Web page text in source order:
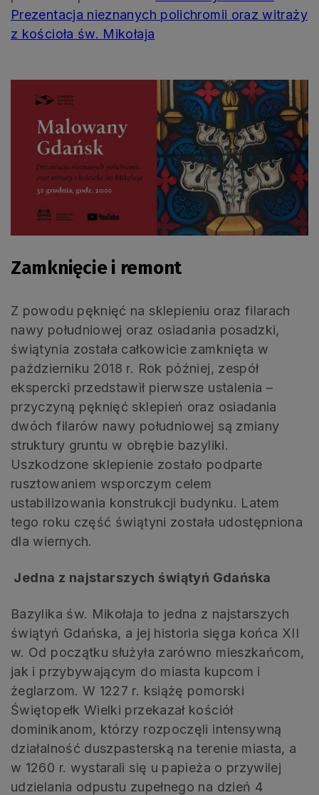
Prezentacja nieznanych polichromii oraz witraży
z kościoła św. Mikołaja
Zamknięcie i remont
Z powodu pęknięć na sklepieniu oraz filarach
nawy południowej oraz osiadania posadzki,
świątynia została całkowicie zamknięta w
październiku 2018 r. Rok później, zespół
ekspercki przedstawił pierwsze ustalenia –
przyczyną pęknięć sklepień oraz osiadania
dwóch filarów nawy południowej są zmiany
struktury gruntu w obrębie bazyliki.
Uszkodzone sklepienie zostało podparte
rusztowaniem wsporczym celem
ustabilizowania konstrukcji budynku. Latem
tego roku część świątyni została udostępniona
dla wiernych.
Jedna z najstarszych świątyń Gdańska
Bazylika św. Mikołaja to jedna z najstarszych
świątyń Gdańska, a jej historia sięga końca XII
w. Od początku służyła zarówno mieszkańcom,
jak i przybywającym do miasta kupcom i
żeglarzom. W 1227 r. książę pomorski
Świętopełk Wielki przekazał kościół
dominikanom, którzy rozpoczęli intensywną
działalność duszpasterską na terenie miasta, a
w 1260 r. wystarali się u papieża o przywilej
udzielania odpustu zupełnego na dzień 4